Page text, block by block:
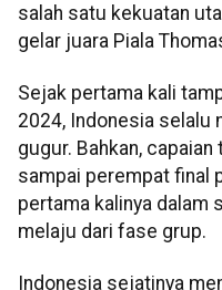
salah satu kekuatan
gelar juara Piala
Sejak pertama kali
2024, Indonesia selalu
gugur. Bahkan,
sampai perempat final
pertama kalinya dalam
melaju dari fase grup.
Indonesia sejatinya